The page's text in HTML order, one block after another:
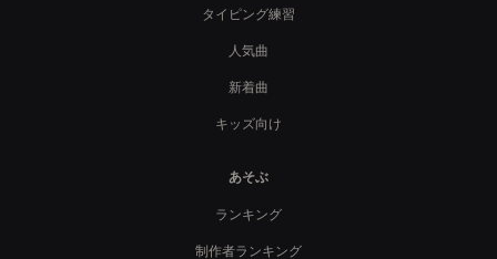
タイピング練習
人気曲
新着曲
キッズ向け
あそぶ
ランキング
制作者ランキング